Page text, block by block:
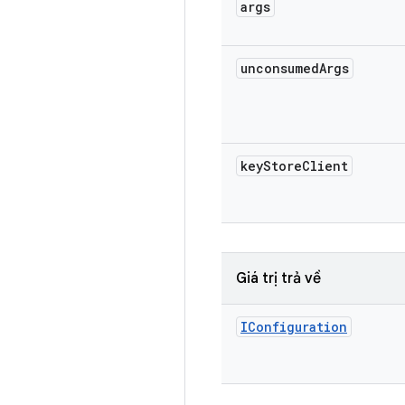
args
unconsumedArgs
keyStoreClient
Giá trị trả về
IConfiguration